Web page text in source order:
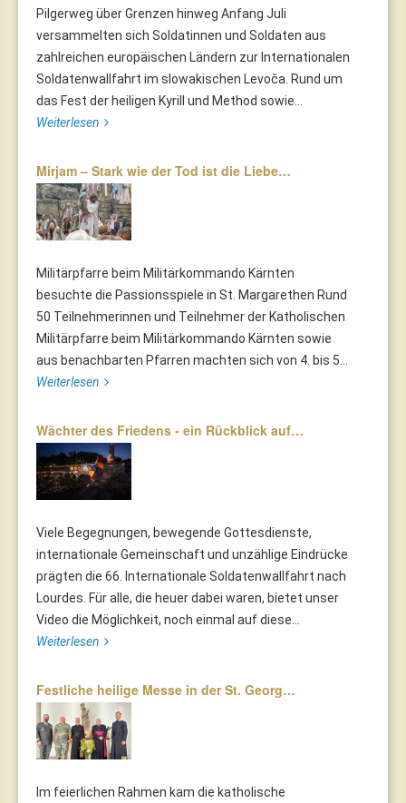
Pilgerweg über Grenzen hinweg Anfang Juli
versammelten sich Soldatinnen und Soldaten aus
zahlreichen europäischen Ländern zur Internationalen
Soldatenwallfahrt im slowakischen Levoča. Rund um
das Fest der heiligen Kyrill und Method sowie...
Weiterlesen
Mirjam – Stark wie der Tod ist die Liebe…
Militärpfarre beim Militärkommando Kärnten
besuchte die Passionsspiele in St. Margarethen Rund
50 Teilnehmerinnen und Teilnehmer der Katholischen
Militärpfarre beim Militärkommando Kärnten sowie
aus benachbarten Pfarren machten sich von 4. bis 5...
Weiterlesen
Wächter des Friedens - ein Rückblick auf…
Viele Begegnungen, bewegende Gottesdienste,
internationale Gemeinschaft und unzählige Eindrücke
prägten die 66. Internationale Soldatenwallfahrt nach
Lourdes. Für alle, die heuer dabei waren, bietet unser
Video die Möglichkeit, noch einmal auf diese...
Weiterlesen
Festliche heilige Messe in der St. Georg…
Im feierlichen Rahmen kam die katholische